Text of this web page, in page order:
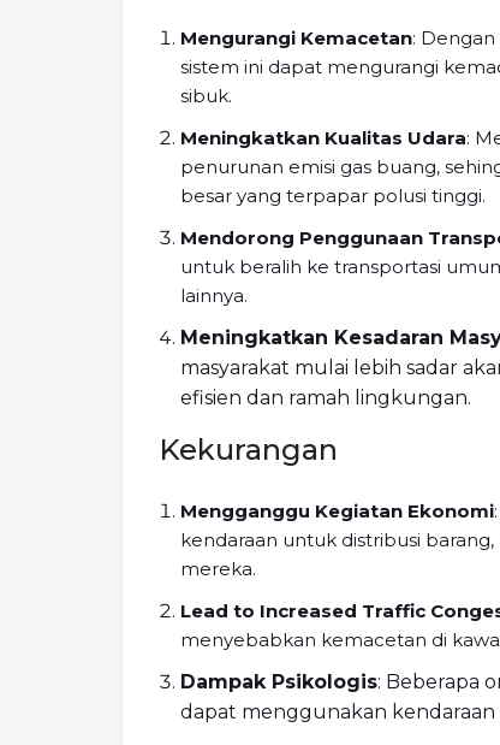
Mengurangi Kemacetan:
sistem ini dapat mengurangi
sibuk.
Meningkatkan Kualitas Udara:
penurunan emisi gas buang,
besar yang terpapar polusi tinggi.
Mendorong Penggunaan
untuk beralih ke transportasi
lainnya.
Meningkatkan Kesadaran
masyarakat mulai lebih sadar
efisien dan ramah lingkungan.
Kekurangan
Mengganggu Kegiatan Ekonomi
kendaraan untuk distribusi
mereka.
Lead to Increased Traffic
menyebabkan kemacetan di
Dampak Psikologis: Beberapa
dapat menggunakan